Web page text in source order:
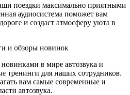
поездки максимально приятными
аудиосистема поможет вам
и создаст атмосферу уюта в
и обзоры новинок
в мире автозвука и
тренинги для наших сотрудников.
вам самые современные и
автозвука.